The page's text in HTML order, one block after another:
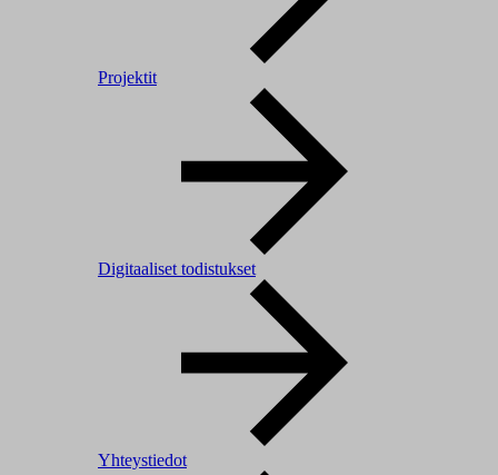
Projektit
Digitaaliset todistukset
Yhteystiedot